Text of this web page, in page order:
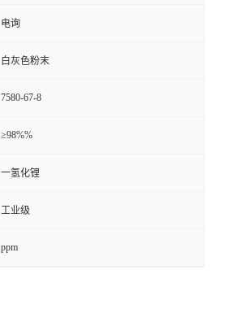
电询
白灰色粉末
7580-67-8
≥98%%
一氢化锂
工业级
ppm